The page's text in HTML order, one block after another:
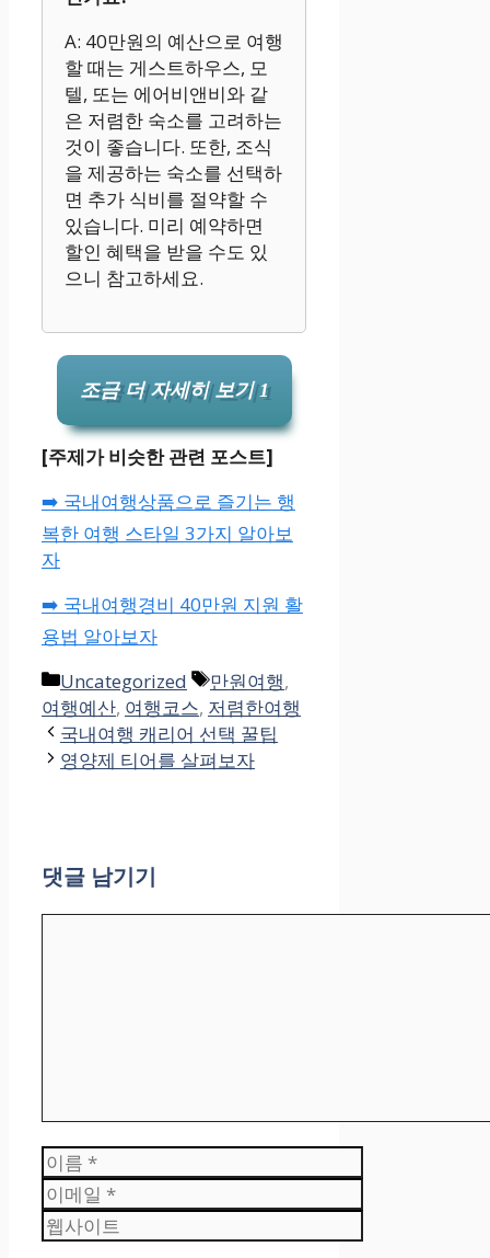
A: 40만원의 예산으로 여행
할 때는 게스트하우스, 모
텔, 또는 에어비앤비와 같
은 저렴한 숙소를 고려하는
것이 좋습니다. 또한, 조식
을 제공하는 숙소를 선택하
면 추가 식비를 절약할 수
있습니다. 미리 예약하면
할인 혜택을 받을 수도 있
으니 참고하세요.
조금 더 자세히 보기 1
[주제가 비슷한 관련 포스트]
➡️ 국내여행상품으로 즐기는 행
복한 여행 스타일 3가지 알아보
자
➡️ 국내여행경비 40만원 지원 활
용법 알아보자
카
테
고
리
Uncategorized
태
그
만원여행,
여행예산, 여행코스, 저렴한여행
국내여행 캐리어 선택 꿀팁
영양제 티어를 살펴보자
댓글 남기기
이
름
이
메
일
웹
사